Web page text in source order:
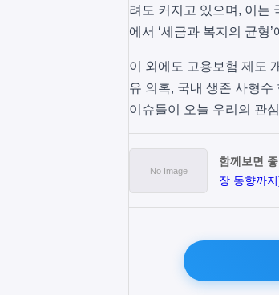
려도 커지고 있으며, 이는
에서 ‘세금과 복지의 균형
이 외에도 고용보험 제도
유 의혹, 국내 생존 사형
이슈들이 오늘 우리의 관
함께보면
장 동향까